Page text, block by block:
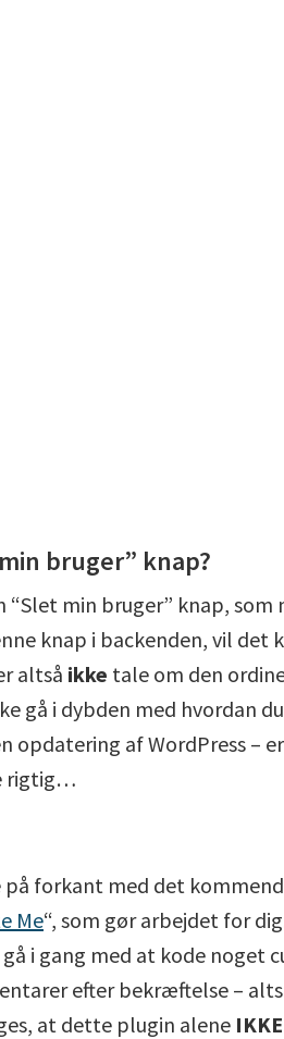
bruger” knap?
“Slet min bruger” knap,
knap i backenden, vil
altså ikke tale om den
gå i dybden med hvordan
opdatering af WordPress –
rigtig…
på forkant med det
Me“, som gør arbejdet for
i gang med at kode noget
efter bekræftelse –
at dette plugin alene IKKE